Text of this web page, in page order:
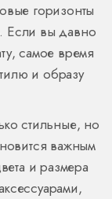
горизонты
Если вы давно
самое время
и образу
стильные, но
важным
и размера